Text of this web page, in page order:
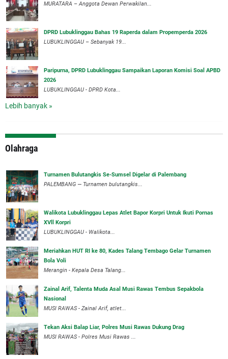
MURATARA – Anggota Dewan Perwakilan...
DPRD Lubuklinggau Bahas 19 Raperda dalam Propemperda 2026
LUBUKLINGGAU – Sebanyak 19...
Paripurna, DPRD Lubuklinggau Sampaikan Laporan Komisi Soal APBD
2026
LUBUKLINGGAU - DPRD Kota...
Lebih banyak »
Olahraga
Turnamen Bulutangkis Se-Sumsel Digelar di Palembang
PALEMBANG — Turnamen bulutangkis...
Walikota Lubuklinggau Lepas Atlet Bapor Korpri Untuk Ikuti Pornas
XVll Korpri
LUBUKLINGGAU - Walikota...
Meriahkan HUT RI ke 80, Kades Talang Tembago Gelar Turnamen
Bola Voli
Merangin - Kepala Desa Talang...
Zainal Arif, Talenta Muda Asal Musi Rawas Tembus Sepakbola
Nasional
MUSI RAWAS - Zainal Arif, atlet...
Tekan Aksi Balap Liar, Polres Musi Rawas Dukung Drag
MUSI RAWAS - Polres Musi Rawas ...